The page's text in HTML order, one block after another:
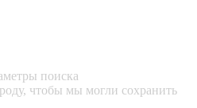
поиска
чтобы мы могли сохранить